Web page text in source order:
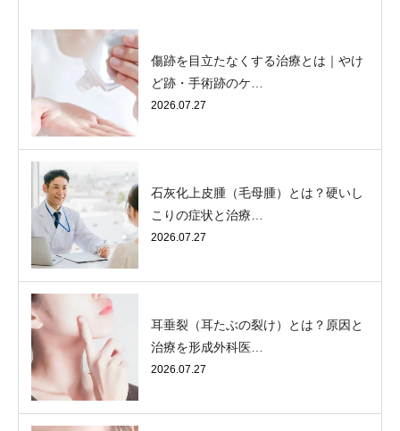
傷跡を目立たなくする治療とは｜やけ
ど跡・手術跡のケ…
2026.07.27
石灰化上皮腫（毛母腫）とは？硬いし
こりの症状と治療…
2026.07.27
耳垂裂（耳たぶの裂け）とは？原因と
治療を形成外科医…
2026.07.27